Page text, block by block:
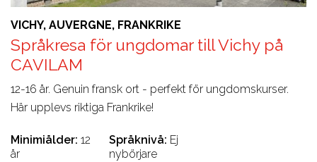
VICHY, AUVERGNE, FRANKRIKE
Språkresa för ungdomar till Vichy på
CAVILAM
12-16 år. Genuin fransk ort - perfekt för ungdomskurser.
Här upplevs riktiga Frankrike!
Minimiålder 12
år
Språknivå Ej
nybörjare